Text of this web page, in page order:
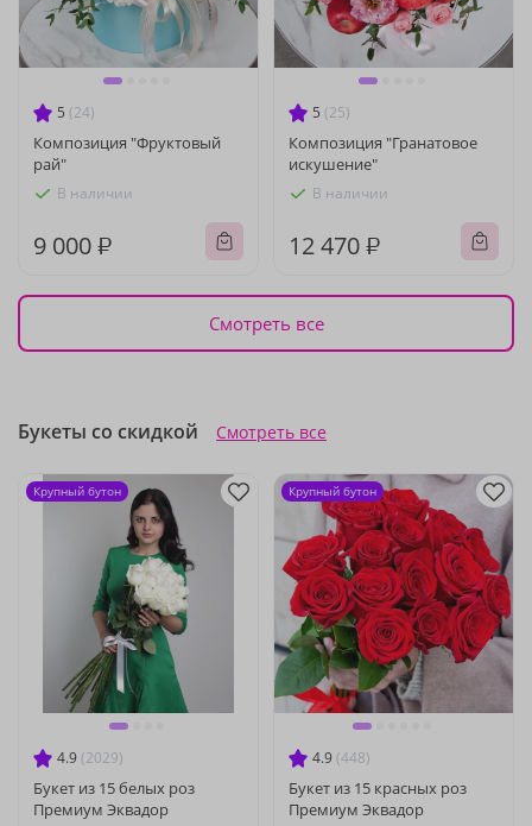
5 (24)
Композиция "Фруктовый
рай"
В наличии
9 000 ₽
5 (25)
Композиция "Гранатовое
искушение"
В наличии
12 470 ₽
Смотреть все
Букеты со скидкой Смотреть все
4.9 (2029)
Букет из 15 белых роз
Премиум Эквадор
Крупный бутон
4.9 (448)
Букет из 15 красных роз
Премиум Эквадор
Крупный бутон